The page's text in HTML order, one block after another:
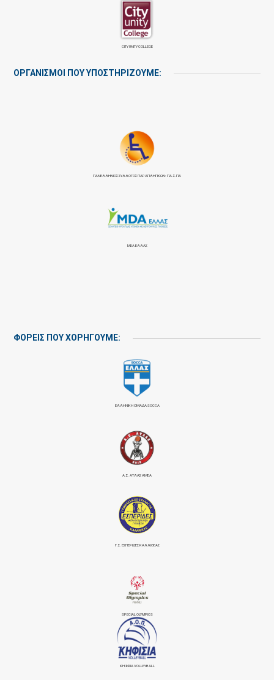
CITY UNITY COLLEGE
ΟΡΓΑΝΙΣΜΟΙ ΠΟΥ ΥΠΟΣΤΗΡΙΖΟΥΜΕ:
ΠΑΝΕΛΛΉΝΙΟΣ ΣΎΛΛΟΓΟΣ ΠΑΡΑΠΛΗΓΙΚΏΝ: ΠΑ.Σ.ΠΑ
MDA ΕΛΛΑΣ
ΦΟΡΕΙΣ ΠΟΥ ΧΟΡΗΓΟΥΜΕ:
ΕΛΛΗΝΙΚΗ ΟΜΑΔΑ SOCCA
Α.Σ. ΑΤΛΑΣ ΑΜΕΑ
Γ.Σ. ΕΣΠΕΡΙΔΕΣ ΚΑΛΛΙΘΕΑΣ
SPECIAL OLYMPICS
ΚΗΦΙΣΙΆ VOLLEYBALL